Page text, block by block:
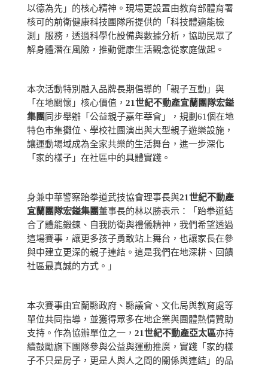
以德為先」的核心精神。現場更設置由教育部體育署
核可的前衛健康科技團隊所提供的「科技體適能檢
測」服務，透過科學化設備與數據分析，協助民眾了
解身體潛在風險，推動健康生活觀念從家庭做起。
本次活動特別融入品牌長期倡導的「親子互動」與
「在地關懷」核心價值， 21世紀不動產宜蘭團隊宏鎰
集團 同步舉辦「公益親子嘉年華會」，規劃61個在地
特色市集攤位、學校社團演出與大型親子遊樂設施，
讓運動場域成為全家共樂的生活舞台，進一步深化
「家的樣子」在社區中的具體實踐。
身兼中華警察跆拳道武技協會理事長與21世紀不動產
宜蘭團隊宏鎰集團董事長的林以勝表示：「跆拳道結
合了體能鍛鍊、自我防衛與禮儀精神，我們希望透過
這場賽事，讓更多孩子勇敢站上舞台，也讓家長在參
與中建立更深的親子連結。這是我們在地深耕、回饋
社區最真誠的方式。」
本次賽事由宜蘭縣政府、縣議會、文化局與教育處等
單位共同指導，並獲得眾多在地企業與團體熱情贊助
支持。作為協辦單位之一， 21世紀不動產亞太區亦持
續鼓勵旗下團隊參與公益與運動推廣，實踐「家的樣
子不只是房子，更是人與人之間的關係與連結」的品